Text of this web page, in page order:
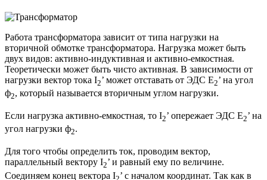
Работа трансформатора зависит от типа нагрузки на
вторичной обмотке трансформатора. Нагрузка может быть
двух видов: активно-индуктивная и активно-емкостная.
Теоретически может быть чисто активная. В зависимости от
нагрузки вектор тока I2’ может отставать от ЭДС E2’ на угол
ф2, который называется вторичным углом нагрузки.
Если нагрузка активно-емкостная, то I2’ опережает ЭДС E2’ на
угол нагрузки ф2.
Для того чтобы определить ток, проводим вектор,
параллельный вектору I2’ и равный ему по величине.
Соединяем конец вектора I ’ с началом координат. Так как в